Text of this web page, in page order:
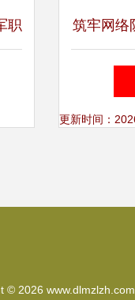
职 筑牢网络
——徐水
更新时间：
© 2026 www.dlmzlzh.com